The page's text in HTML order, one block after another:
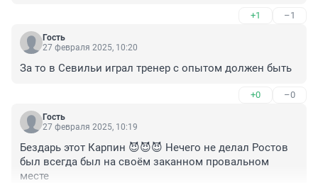
+1 –1
Гость
27 февраля 2025, 10:20
За то в Севильи играл тренер с опытом должен быть
+0 –0
Гость
27 февраля 2025, 10:19
Бездарь этот Карпин 😈😈😈 Нечего не делал Ростов
был всегда был на своём заканном провальном
месте